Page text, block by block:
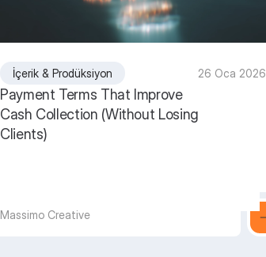
İçerik & Prodüksiyon 26 Oca 2026
Payment Terms That Improve
Cash Collection (Without Losing
Clients)
Massimo Creative